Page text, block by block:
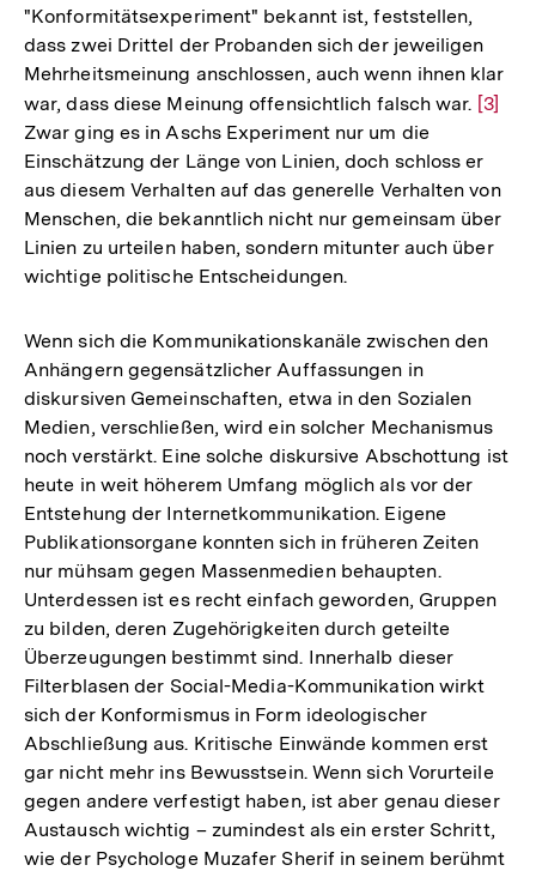
"Konformitätsexperiment" bekannt ist, feststellen,
dass zwei Drittel der Probanden sich der jeweiligen
Mehrheitsmeinung anschlossen, auch wenn ihnen klar
war, dass diese Meinung offensichtlich falsch war. Zur
der
[3]
Zwar ging es in Aschs Experiment nur um die
Einschätzung der Länge von Linien, doch schloss er
aus diesem Verhalten auf das generelle Verhalten von
Menschen, die bekanntlich nicht nur gemeinsam über
Linien zu urteilen haben, sondern mitunter auch über
wichtige politische Entscheidungen.
Wenn sich die Kommunikationskanäle zwischen den
Anhängern gegensätzlicher Auffassungen in
diskursiven Gemeinschaften, etwa in den Sozialen
Medien, verschließen, wird ein solcher Mechanismus
noch verstärkt. Eine solche diskursive Abschottung ist
heute in weit höherem Umfang möglich als vor der
Entstehung der Internetkommunikation. Eigene
Publikationsorgane konnten sich in früheren Zeiten
nur mühsam gegen Massenmedien behaupten.
Unterdessen ist es recht einfach geworden, Gruppen
zu bilden, deren Zugehörigkeiten durch geteilte
Überzeugungen bestimmt sind. Innerhalb dieser
Filterblasen der Social-Media-Kommunikation wirkt
sich der Konformismus in Form ideologischer
Abschließung aus. Kritische Einwände kommen erst
gar nicht mehr ins Bewusstsein. Wenn sich Vorurteile
gegen andere verfestigt haben, ist aber genau dieser
Austausch wichtig – zumindest als ein erster Schritt,
wie der Psychologe Muzafer Sherif in seinem berühmt